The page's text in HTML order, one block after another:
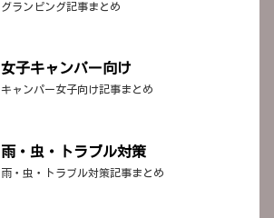
グランピング記事まとめ
女子キャンパー向け
キャンパー女子向け記事まとめ
雨・虫・トラブル対策
雨・虫・トラブル対策記事まとめ